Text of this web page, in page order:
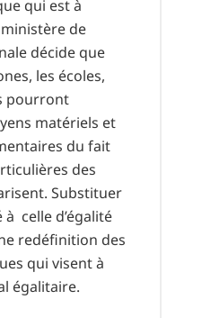
qui est à
de
décide que
les écoles,
pourront
matériels et
du fait
des
Substituer
à celle d’égalité
redéfinition des
qui visent à
égalitaire.